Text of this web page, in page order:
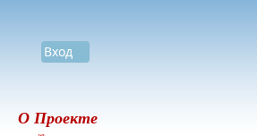
Вход
О Проекте